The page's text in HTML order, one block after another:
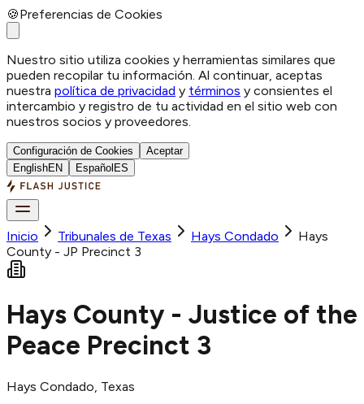
🍪Preferencias de Cookies
Nuestro sitio utiliza cookies y herramientas similares que
pueden recopilar tu información. Al continuar, aceptas
nuestra política de privacidad y términos y consientes el
intercambio y registro de tu actividad en el sitio web con
nuestros socios y proveedores.
Configuración de Cookies
Aceptar
EnglishEN Español ES
Inicio Tribunales de Texas Hays Condado
Hays
County - JP Precinct 3
Hays County - Justice of the
Peace Precinct 3
Hays Condado, Texas